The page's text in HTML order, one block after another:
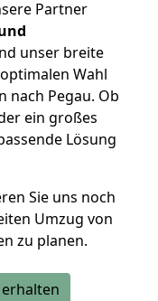
Partner
unser breite
Wahl
nach Pegau. Ob
ein großes
Lösung
Sie uns noch
Umzug von
zu planen.